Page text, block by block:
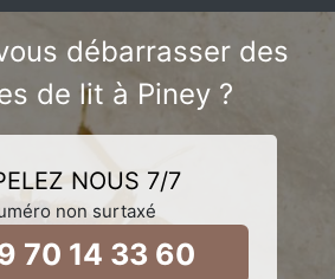
débarrasser des
de lit à Piney ?
NOUS 7/7
non surtaxé
70 14 33 60